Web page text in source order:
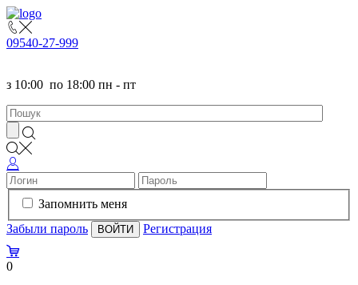
09540-27-999
з 10:00 по 18:00 пн - пт
Запомнить меня
Забыли пароль
Регистрация
0